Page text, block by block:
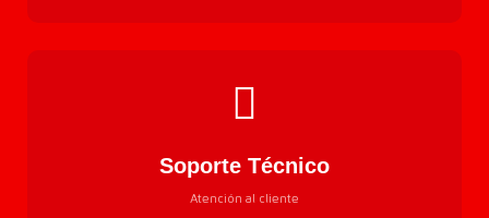
Soporte Técnico
Atención al cliente